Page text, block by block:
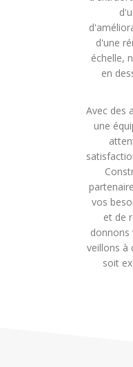
d'une
échelle,
en
Avec des
une
vos
et de
donnons
veillons à
soit